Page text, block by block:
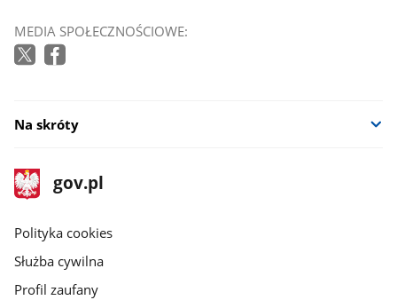
MEDIA SPOŁECZNOŚCIOWE:
Na skróty
stopka
gov.pl
Strona
gov.pl
gov.pl
Polityka cookies
Służba cywilna
Profil zaufany